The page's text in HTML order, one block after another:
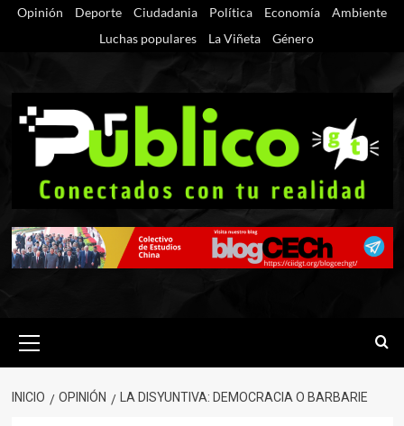
SaltarOpinión Deporte Ciudadania Política Economía
Ambiente
Luchas populares
La Viñeta Género
primario
INICIO OPINIÓN LA DISYUNTIVA: DEMOCRACIA O BARBARIE